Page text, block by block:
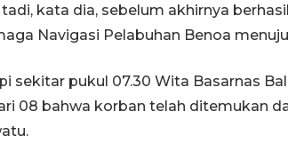
tadi, kata dia, sebelum akhirnya
Navigasi Pelabuhan Benoa
sekitar pukul 07.30 Wita Basarnas
08 bahwa korban telah ditemukan